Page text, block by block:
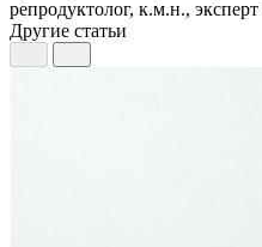
репродуктолог, к.м.н.,
Другие статьи